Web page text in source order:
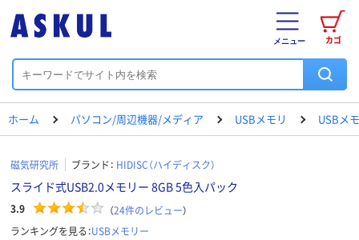
カゴ
メニュー
ホーム パソコン/周辺機器/メディア USBメモリ USBメ
磁気研究所 ブランド： HIDISC（ハイディスク）
スライド式USB2.0メモリー 8GB 5色入パック
3.9 （24件のレビュー）
ランキングを見る：USBメモリー